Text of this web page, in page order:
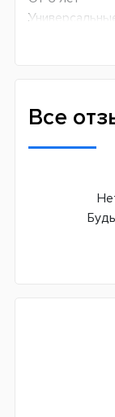
Количество
Режимов
Все